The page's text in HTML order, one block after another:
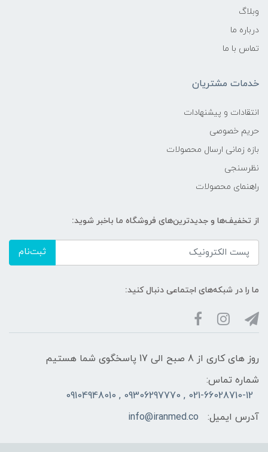
وبلاگ
درباره ما
تماس با ما
خدمات مشتریان
انتقادات و پیشنهادات
حریم خصوصی
بازه زمانی ارسال محصولات
نظرسنجی
راهنمای محصولات
از تخفیف‌ها و جدیدترین‌های فروشگاه ما باخبر شوید:
ثبت‌نام
ما را در شبکه‌های اجتماعی دنبال کنید:
روز های کاری از 8 صبح الی 17 پاسخگوی شما هستیم
شماره تماس:
021-66028710-12 , 09306297770 , 09104948010
آدرس ایمیل:
info@iranmed.co